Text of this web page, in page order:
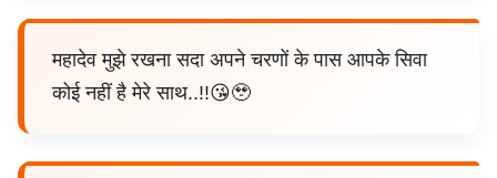
महादेव मुझे रखना सदा अपने चरणों के पास आपके सिवा
कोई नहीं है मेरे साथ..!!😘🥹